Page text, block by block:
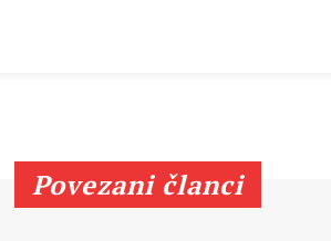
Povezani članci